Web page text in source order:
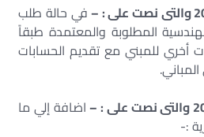
في حالة طلب
المطلوبة والمعتمدة طبقاً
أخري للمبني مع تقديم الحسابات
اضافة إلي ما
:-